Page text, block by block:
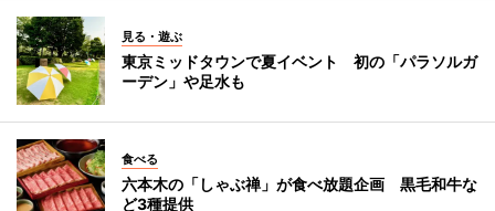
見る・遊ぶ
東京ミッドタウンで夏イベント 初の「パラソルガ
ーデン」や足水も
食べる
六本木の「しゃぶ禅」が食べ放題企画 黒毛和牛な
ど3種提供